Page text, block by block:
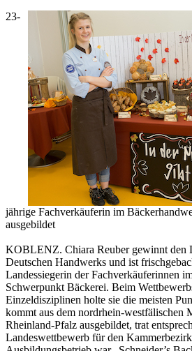
23-
jährige Fachverkäuferin im
ausgebildet
KOBLENZ. Chiara Reuber gewinnt den
Deutschen Handwerks und ist
Landessiegerin der Fachverkäuferinnen
Schwerpunkt Bäckerei. Beim
Einzeldisziplinen holte sie die meisten
kommt aus dem nordrhein-westfälischen
Rheinland-Pfalz ausgebildet, trat
Landeswettbewerb für den